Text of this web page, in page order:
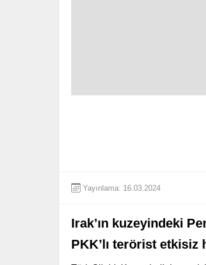
Yayınlama: 16.03.2024
Irak’ın kuzeyindeki
PKK’lı terörist etkisiz